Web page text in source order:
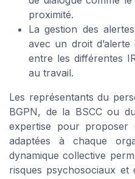
proximité.
La gestion des
avec un droit
entre les différentes
au travail.
Les représentants du
BGPN, de la BSCC ou
expertise pour proposer
adaptées à chaque
dynamique collective
risques psychosociaux et